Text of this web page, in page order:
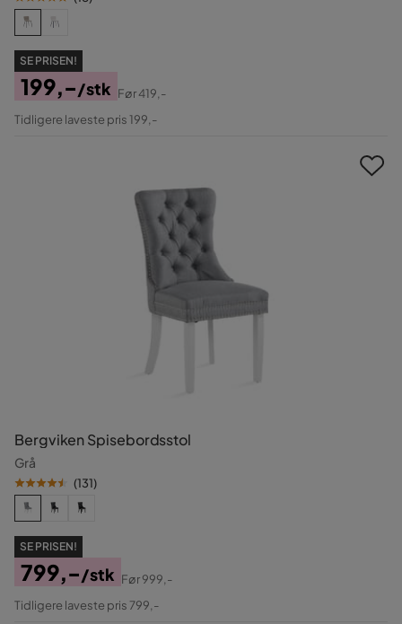
SE PRISEN!
Pris
199,-/stk
Original
Før419,-
Tidligere laveste pris 199,-
Bergviken Spisebordsstol
Grå
(131)
SE PRISEN!
Pris
799,-/stk
Original
Før999,-
Tidligere laveste pris 799,-